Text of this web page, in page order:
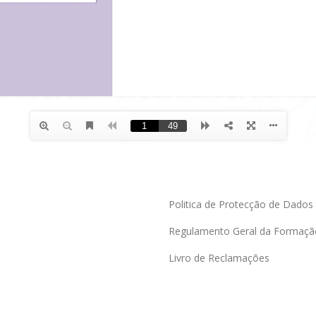
Politica de Protecção de Dados
Regulamento Geral da
Livro de Reclamações